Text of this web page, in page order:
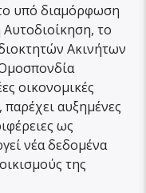
υπό διαμόρφωση
Αυτοδιοίκηση, το
Ακινήτων
οικονομικές
παρέχει αυξημένες
ως
νέα δεδομένα
της